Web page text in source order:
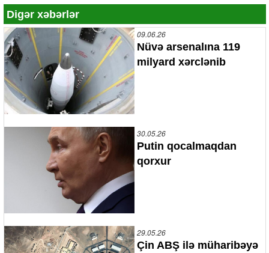
Digər xəbərlər
09.06.26
Nüvə arsenalına 119
milyard xərclənib
30.05.26
Putin qocalmaqdan
qorxur
29.05.26
Çin ABŞ ilə müharibəyə